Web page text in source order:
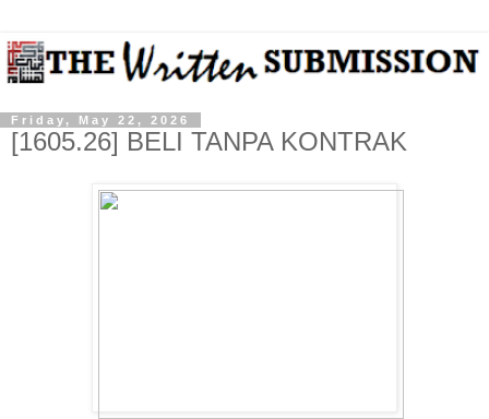
Friday, May 22, 2026
[1605.26] BELI TANPA KONTRAK